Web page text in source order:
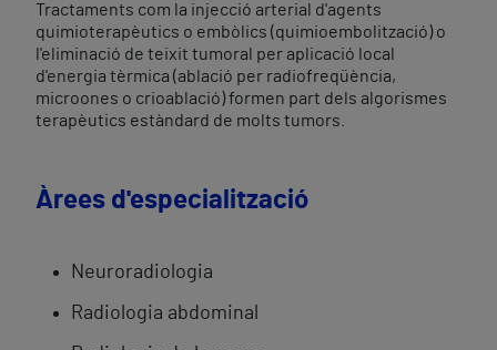
Tractaments com la injecció arterial d'agents
quimioterapèutics o embòlics (quimioembolització) o
l'eliminació de teixit tumoral per aplicació local
d'energia tèrmica (ablació per radiofreqüència,
microones o crioablació) formen part dels algorismes
terapèutics estàndard de molts tumors.
Àrees d'especialització
Neuroradiologia
Radiologia abdominal